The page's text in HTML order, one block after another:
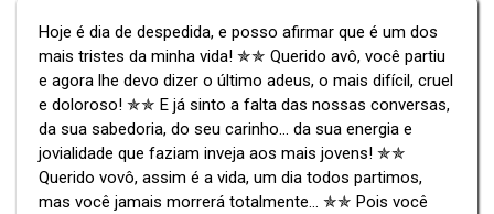
Hoje é dia de despedida, e posso afirmar que é um dos
mais tristes da minha vida! ✯✯ Querido avô, você partiu
e agora lhe devo dizer o último adeus, o mais difícil, cruel
e doloroso! ✯✯ E já sinto a falta das nossas conversas,
da sua sabedoria, do seu carinho... da sua energia e
jovialidade que faziam inveja aos mais jovens! ✯✯
Querido vovô, assim é a vida, um dia todos partimos,
mas você jamais morrerá totalmente... ✯✯ Pois você